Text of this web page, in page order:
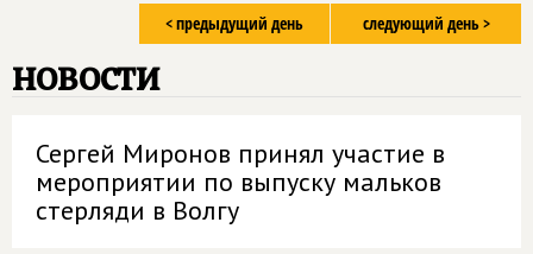
следующий день >
< предыдущий день
новости
Сергей Миронов принял участие в
мероприятии по выпуску мальков
стерляди в Волгу